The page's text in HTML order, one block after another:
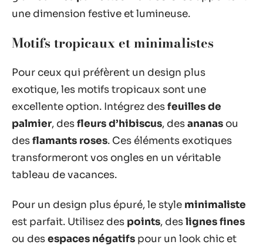
une dimension festive et lumineuse.
Motifs tropicaux et minimalistes
Pour ceux qui préfèrent un design plus
exotique, les motifs tropicaux sont une
excellente option. Intégrez desfeuilles de
palmier, desfleurs d’hibiscus, desananas ou
desflamants roses. Ces éléments exotiques
transformeront vos ongles en un véritable
tableau de vacances.
Pour un design plus épuré, le style minimaliste
est parfait. Utilisez des points, deslignes fines
ou desespaces négatifs pour un look chic et